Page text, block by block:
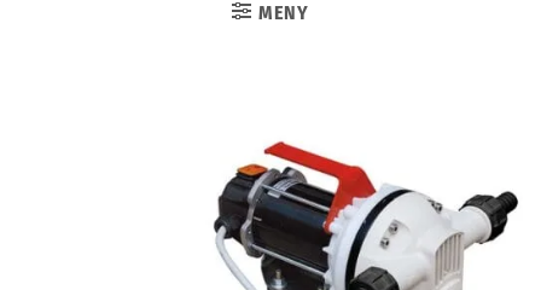
MENY